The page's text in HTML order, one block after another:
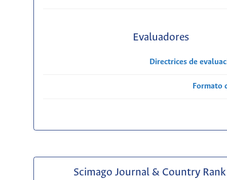
Evaluadores
Directrices de
Formato
Scimago Journal & Country Rank